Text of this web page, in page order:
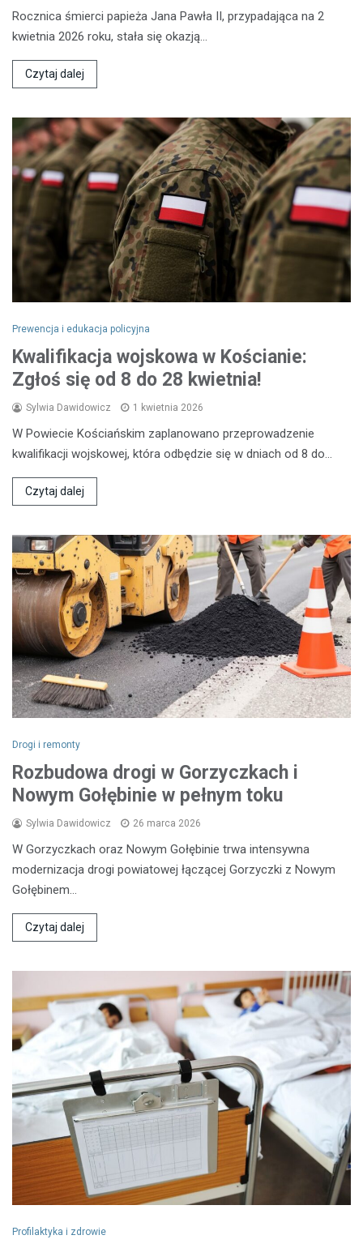
Rocznica śmierci papieża Jana Pawła II, przypadająca na 2
kwietnia 2026 roku, stała się okazją…
Czytaj dalej
Prewencja i edukacja policyjna
Kwalifikacja wojskowa w Kościanie:
Zgłoś się od 8 do 28 kwietnia!
Sylwia Dawidowicz 1 kwietnia 2026
W Powiecie Kościańskim zaplanowano przeprowadzenie
kwalifikacji wojskowej, która odbędzie się w dniach od 8 do…
Czytaj dalej
Drogi i remonty
Rozbudowa drogi w Gorzyczkach i
Nowym Gołębinie w pełnym toku
Sylwia Dawidowicz 26 marca 2026
W Gorzyczkach oraz Nowym Gołębinie trwa intensywna
modernizacja drogi powiatowej łączącej Gorzyczki z Nowym
Gołębinem…
Czytaj dalej
Profilaktyka i zdrowie